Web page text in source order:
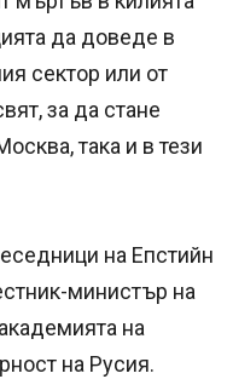
да доведе в
сектор или от
за да стане
така и в тези
на Епстийн
министър на
на
на Русия.